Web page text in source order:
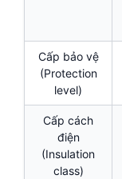
Cấp bảo vệ
(Protection
level)
Cấp cách
điện
(Insulation
class)